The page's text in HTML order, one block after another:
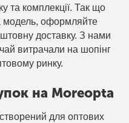
та комплекції. Так що
модель, оформляйте
доставку. З нами
витрачали на шопінг
ринку.
на Moreopta
для оптових